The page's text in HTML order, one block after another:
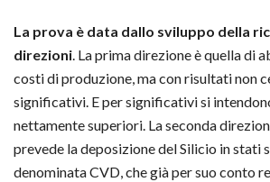
La prova è data dallo sviluppo della
direzioni. La prima direzione è quella di
costi di produzione, ma con risultati non
significativi. E per significativi si
nettamente superiori. La seconda
prevede la deposizione del Silicio in stati
denominata CVD, che già per suo conto